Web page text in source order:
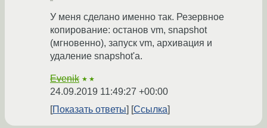
У меня сделано именно так. Резервное
копирование: останов vm, snapshot
(мгновенно), запуск vm, архивация и
удаление snapshot'а.
Evenik ★★
24.09.2019 11:49:27 +00:00
Показать ответы
Ссылка